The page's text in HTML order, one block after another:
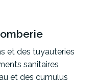
et des tuyauteries
sanitaires
et des cumulus